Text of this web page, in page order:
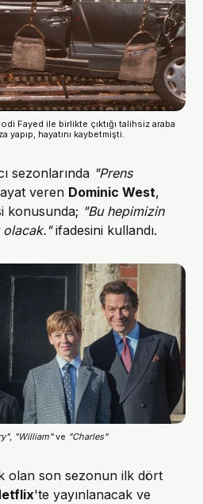
Fayed ile birlikte çıktığı talihsiz araba
yapıp, hayatını kaybetmişti.
sezonlarında "Prens
veren Dominic West,
konusunda; "Bu hepimizin
olacak."ifadesini kullandı.
, "William" ve "Charles"
olan son sezonun ilk dört
'te yayınlanacak ve